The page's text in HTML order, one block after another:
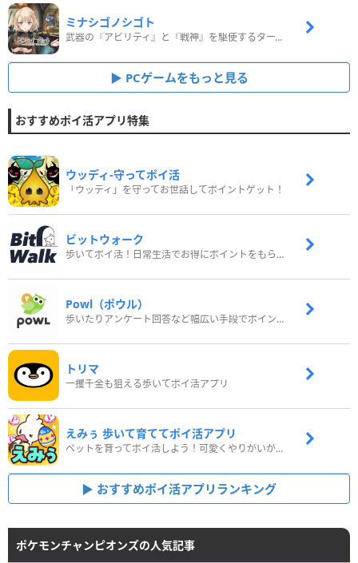
ミナシゴノシゴト
武器の『アビリティ』と『戦神』を駆使するターン制コマンドバトルRPG！
PCゲームをもっと見る
おすすめポイ活アプリ特集
ウッディ‐守ってポイ活
「ウッディ」を守ってお世話してポイントゲット！
ビットウォーク
歩いてポイ活！日常生活でお得にポイントをもらおう
Powl（ポウル）
歩いたりアンケート回答など幅広い手段でポイントをゲット
トリマ
一攫千金も狙える歩いてポイ活アプリ
えみぅ 歩いて育ててポイ活アプリ
ペットを育ってポイ活しよう！可愛くやりがいがある新感覚アプリ
おすすめポイ活アプリランキング
ポケモンチャンピオンズの人気記事